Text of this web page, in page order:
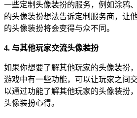
一些定制头像装扮的服务，例如涂鸦
的头像装扮想法告诉定制服务商，让
的头像装扮将会变得与众不同。
4. 与其他玩家交流头像装扮
如果你想要了解其他玩家的头像装扮
游戏中有一些功能，可以让玩家之间
以通过功能了解其他玩家的头像装扮
头像装扮心得。